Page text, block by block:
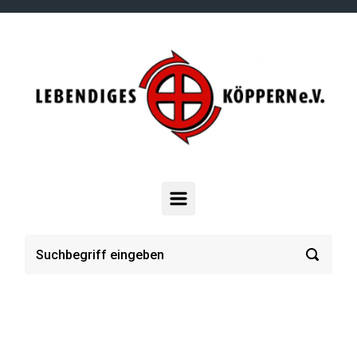
Zum Hauptinhalt springen